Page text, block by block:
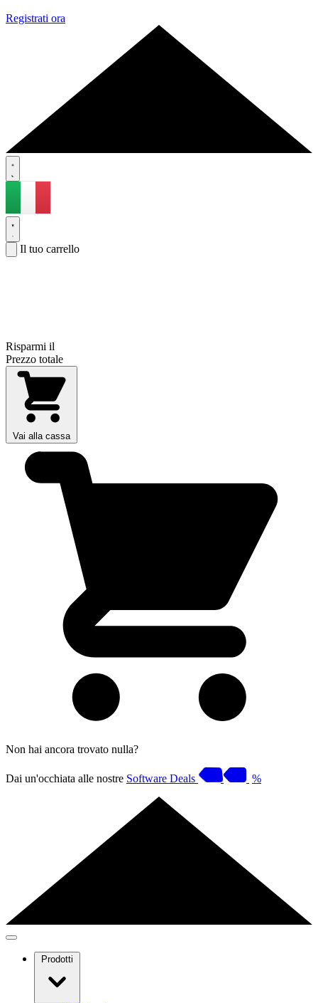
Registrati ora
Il tuo carrello
Risparmi il
Prezzo totale
Vai alla cassa
Non hai ancora trovato nulla?
Dai un'occhiata alle nostre Software Deals %
Prodotti